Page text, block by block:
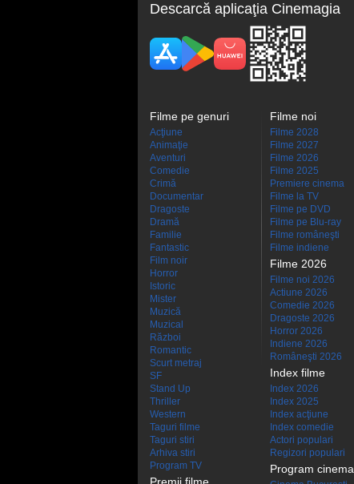
Descarcă aplicaţia Cinemagia
Filme pe genuri
Acţiune
Animaţie
Aventuri
Comedie
Crimă
Documentar
Dragoste
Dramă
Familie
Fantastic
Film noir
Horror
Istoric
Mister
Muzică
Muzical
Război
Romantic
Scurt metraj
SF
Stand Up
Thriller
Western
Taguri filme
Taguri stiri
Arhiva stiri
Program TV
Filme noi
Filme 2028
Filme 2027
Filme 2026
Filme 2025
Premiere cinema
Filme la TV
Filme pe DVD
Filme pe Blu-ray
Filme româneşti
Filme indiene
Filme 2026
Filme noi 2026
Actiune 2026
Comedie 2026
Dragoste 2026
Horror 2026
Indiene 2026
Româneşti 2026
Index filme
Index 2026
Index 2025
Index acţiune
Index comedie
Actori populari
Regizori populari
Program cinema